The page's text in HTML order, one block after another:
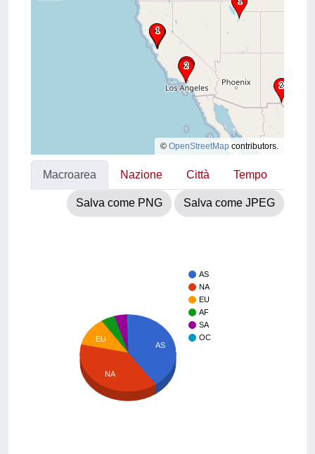
© OpenStreetMap contributors.
Macroarea Nazione Città Tempo
Salva come PNG Salva come JPEG
AS
NA
EU
AF
SA
OC
AS
EU
NA